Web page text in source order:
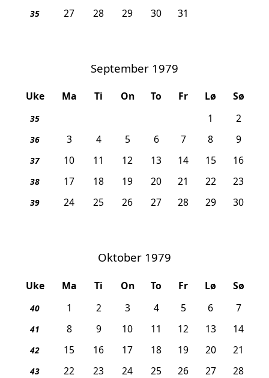
35 27 28 29 30 31
September 1979
Uke Ma Ti On To Fr Lø Sø
35 1 2
36 3 4 5 6 7 8 9
37 10 11 12 13 14 15 16
38 17 18 19 20 21 22 23
39 24 25 26 27 28 29 30
Oktober 1979
Uke Ma Ti On To Fr Lø Sø
40 1 2 3 4 5 6 7
41 8 9 10 11 12 13 14
42 15 16 17 18 19 20 21
43 22 23 24 25 26 27 28